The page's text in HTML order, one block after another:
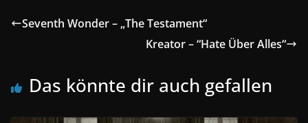
Seventh Wonder – „The Testament“
Kreator – “Hate Über Alles“
Das könnte dir auch gefallen